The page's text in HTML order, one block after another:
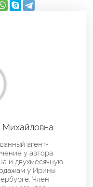
Михайловна
агент-
у автора
и двухмесячную
у Ирины
Член